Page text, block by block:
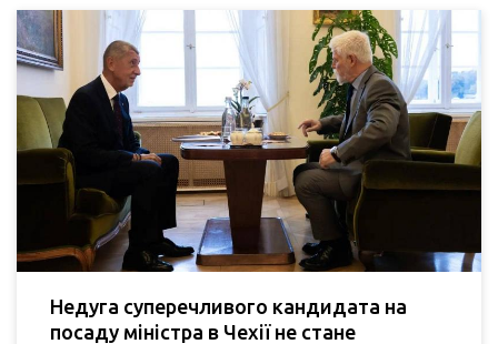
Недуга суперечливого кандидата на
посаду міністра в Чехії не стане